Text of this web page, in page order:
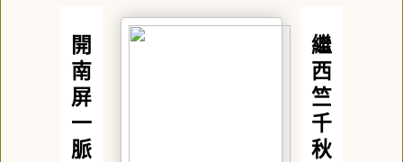
開
南
屏
一
脈
繼
西
竺
千
秋